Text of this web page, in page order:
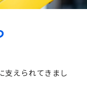
支えられてきまし